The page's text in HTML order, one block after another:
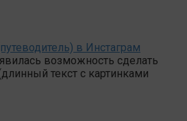
в Инстаграм
возможность сделать
текст с картинками